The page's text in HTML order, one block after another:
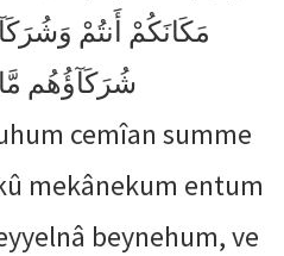
مَكَانَكُمْ أَنتُمْ
شُرَكَآؤُهُم مَّا
cemîan summe
mekânekum entum
beynehum, ve